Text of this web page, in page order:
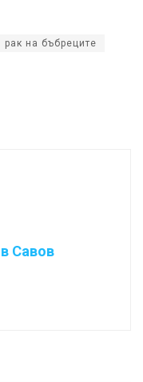
рак на бъбреците
Савов